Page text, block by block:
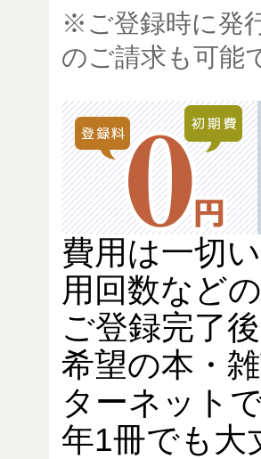
※ご登録時に発
のご請求も可能
費用は一切
用回数など
ご登録完了
希望の本・
ターネット
年1冊でも大